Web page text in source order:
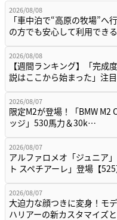
2026/08/08
「車中泊で“高原の牧場”へ
の方でも安心して利用でき
2026/08/08
【週間ランキング】「完
説はここから始まった」注
2026/08/07
限定M2が登場！「BMW M2
ッジ」530馬力＆30k…
2026/08/07
アルファロメオ「ジュニア
ト スペチアーレ」登場【
2026/08/07
大迫力な顔つきに変身！モ
ハリアーの新カスタマイズ